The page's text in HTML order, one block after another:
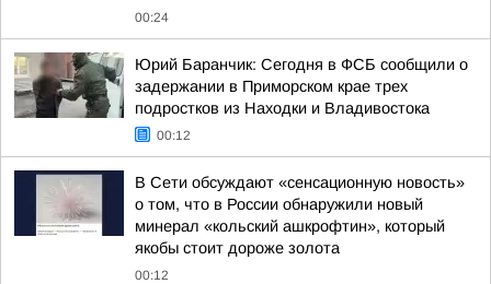
00:24
Юрий Баранчик: Сегодня в ФСБ сообщили о
задержании в Приморском крае трех
подростков из Находки и Владивостока
00:12
В Сети обсуждают «сенсационную новость»
о том, что в России обнаружили новый
минерал «кольский ашкрофтин», который
якобы стоит дороже золота
00:12